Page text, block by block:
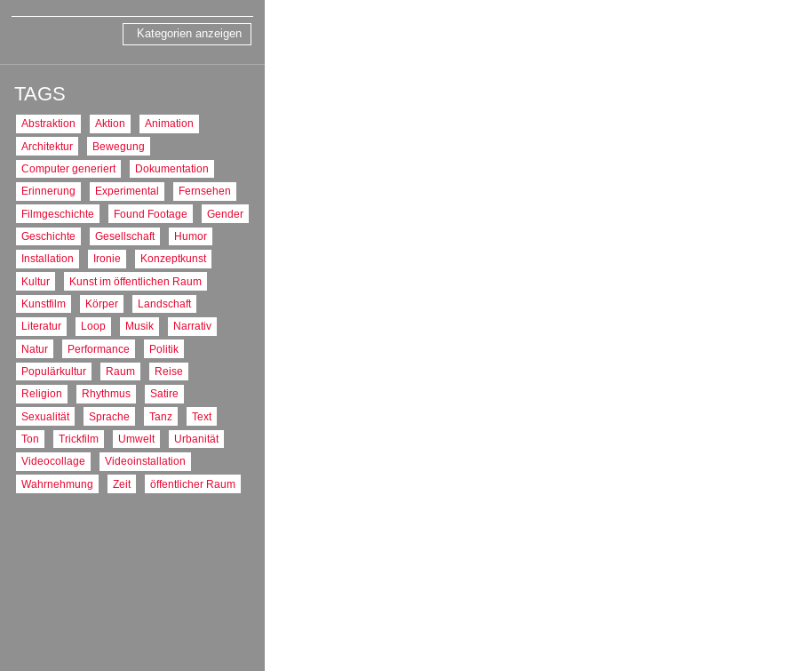
Kategorien anzeigen
TAGS
Abstraktion Aktion
Animation
Architektur
Bewegung
Computer generiert
Dokumentation
Erinnerung
Experimental
Fernsehen
Filmgeschichte
Found Footage
Gender
Geschichte
Gesellschaft
Humor
Installation
Ironie
Konzeptkunst
Kultur
Kunst im öffentlichen Raum
Kunstfilm
Körper
Landschaft
Literatur
Loop Musik
Narrativ
Natur
Performance
Politik
Populärkultur
Raum
Reise
Religion
Rhythmus
Satire
Sexualität
Sprache Tanz
Text
Ton
Trickfilm Umwelt
Urbanität
Videocollage
Videoinstallation
Wahrnehmung
Zeit öffentlicher Raum